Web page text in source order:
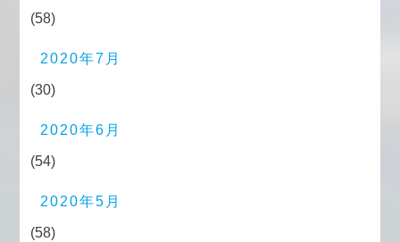
(58)
2020年7月
(30)
2020年6月
(54)
2020年5月
(58)